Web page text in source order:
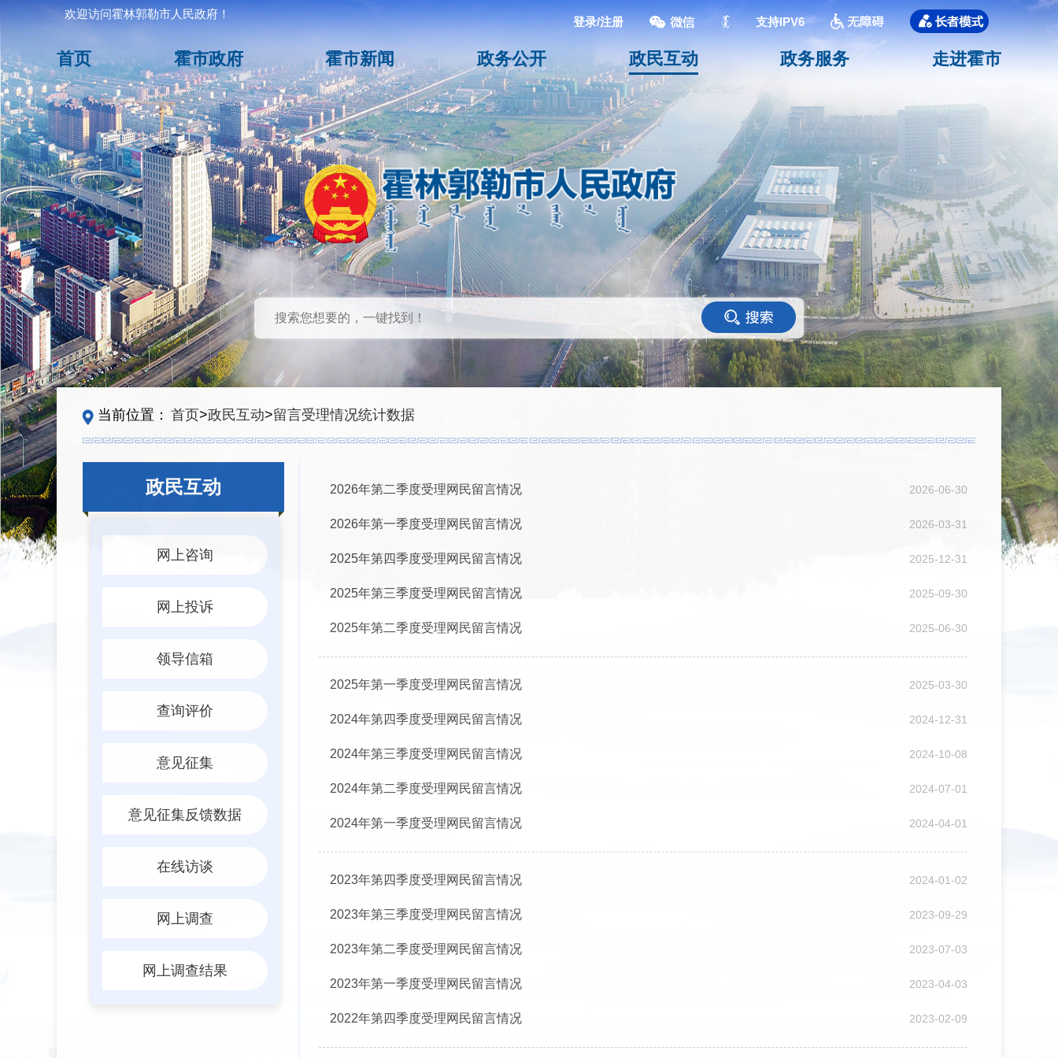
欢迎访问霍林郭勒市人民政府！
登录/注册 支持IPV6
首页 霍市政府 霍市新闻 政务公开 政民互动 政务服务 走进霍市
<
当前位置： 首页>政民互动>留言受理情况统计数据
政民互动
网上咨询
网上投诉
领导信箱
查询评价
意见征集
意见征集反馈数据
在线访谈
网上调查
网上调查结果
2026年第二季度受理网民留言情况 2026-06-30
2026年第一季度受理网民留言情况 2026-03-31
2025年第四季度受理网民留言情况 2025-12-31
2025年第三季度受理网民留言情况 2025-09-30
2025年第二季度受理网民留言情况 2025-06-30
2025年第一季度受理网民留言情况 2025-03-30
2024年第四季度受理网民留言情况 2024-12-31
2024年第三季度受理网民留言情况 2024-10-08
2024年第二季度受理网民留言情况 2024-07-01
2024年第一季度受理网民留言情况 2024-04-01
2023年第四季度受理网民留言情况 2024-01-02
2023年第三季度受理网民留言情况 2023-09-29
2023年第二季度受理网民留言情况 2023-07-03
2023年第一季度受理网民留言情况 2023-04-03
2022年第四季度受理网民留言情况 2023-02-09